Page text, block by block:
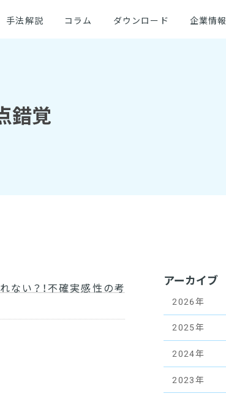
手法解説 コラム ダウンロード 企業情報
錯覚
ない？！不確実感性の考
アーカイブ
2026年
2025年
2024年
2023年